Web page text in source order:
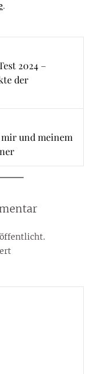
.
2024 –
der
mir und meinem